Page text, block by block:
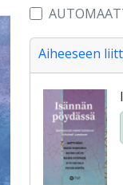
Aiheeseen